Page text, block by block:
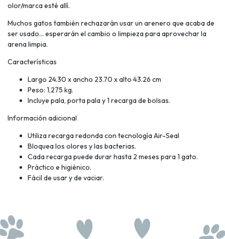
olor/marca esté allí.
Muchos gatos también rechazarán usar un arenero que acaba de
ser usado… esperarán el cambio o limpieza para aprovechar la
arena limpia.
Características
Largo 24.30 x ancho 23.70 x alto 43.26 cm
Peso: 1,275 kg.
Incluye pala, porta pala y 1 recarga de bolsas.
Información adicional
Utiliza recarga redonda con tecnología Air-Seal
Bloquea los olores y las bacterias.
Cada recarga puede durar hasta 2 meses para 1 gato.
Práctico e higiénico.
Fácil de usar y de vaciar.